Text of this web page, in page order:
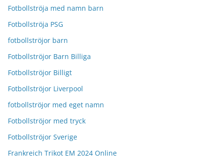
Fotbollströja med namn barn
Fotbollströja PSG
fotbollströjor barn
Fotbollströjor Barn Billiga
Fotbollströjor Billigt
Fotbollströjor Liverpool
fotbollströjor med eget namn
Fotbollströjor med tryck
Fotbollströjor Sverige
Frankreich Trikot EM 2024 Online